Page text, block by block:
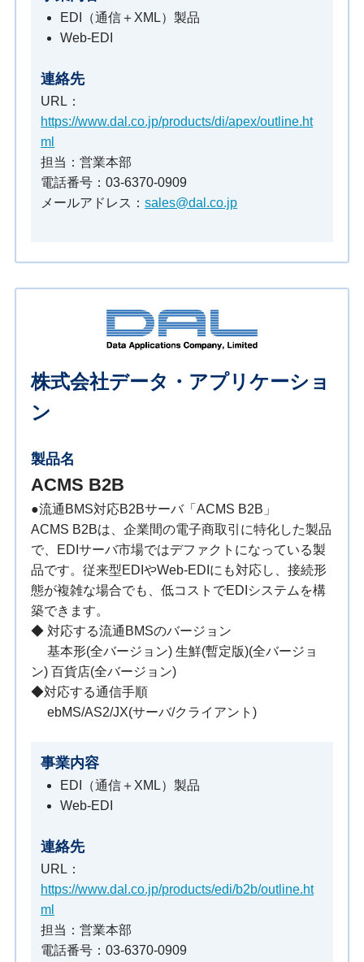
EDI（通信＋XML）製品
Web-EDI
連絡先
URL：
https://www.dal.co.jp/products/di/apex/outline.ht
ml
担当：営業本部
電話番号：03-6370-0909
メールアドレス：sales@dal.co.jp
株式会社データ・アプリケーショ
ン
製品名
ACMS B2B
●流通BMS対応B2Bサーバ「ACMS B2B」
ACMS B2Bは、企業間の電子商取引に特化した製品
で、EDIサーバ市場ではデファクトになっている製
品です。従来型EDIやWeb-EDIにも対応し、接続形
態が複雑な場合でも、低コストでEDIシステムを構
築できます。
◆ 対応する流通BMSのバージョン
基本形(全バージョン) 生鮮(暫定版)(全バージョ
ン) 百貨店(全バージョン)
◆対応する通信手順
ebMS/AS2/JX(サーバ/クライアント)
事業内容
EDI（通信＋XML）製品
Web-EDI
連絡先
URL：
https://www.dal.co.jp/products/edi/b2b/outline.ht
ml
担当：営業本部
電話番号：03-6370-0909